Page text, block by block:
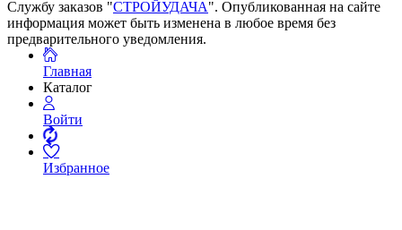
Службу заказов "СТРОЙУДАЧА". Опубликованная на сайте
информация может быть изменена в любое время без
предварительного уведомления.
Главная
Каталог
Войти
Избранное